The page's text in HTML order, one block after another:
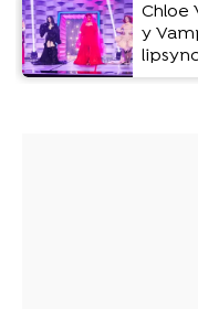
Chloe
y
Race